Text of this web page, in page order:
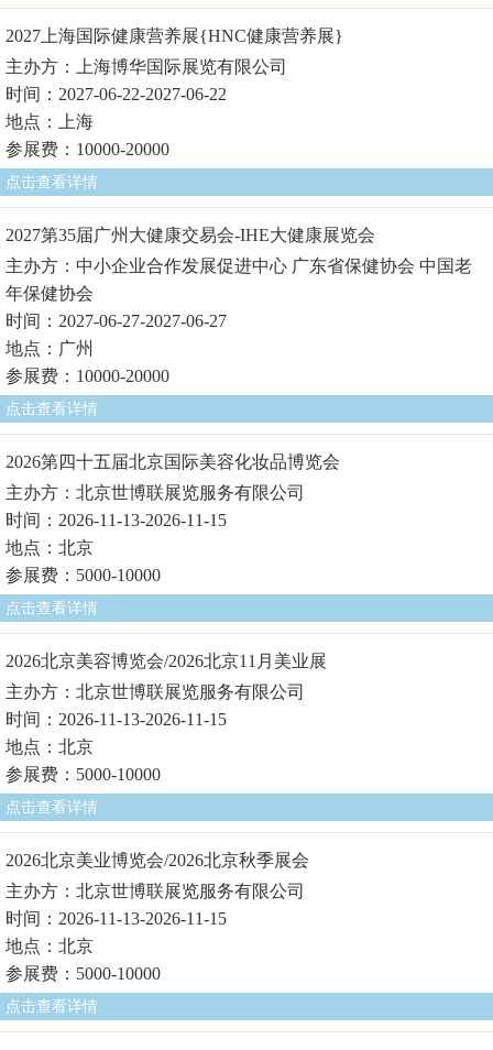
2027上海国际健康营养展{HNC健康营养展}
主办方：上海博华国际展览有限公司
时间：2027-06-22-2027-06-22
地点：上海
参展费：10000-20000
点击查看详情
2027第35届广州大健康交易会-IHE大健康展览会
主办方：中小企业合作发展促进中心 广东省保健协会 中国老
年保健协会
时间：2027-06-27-2027-06-27
地点：广州
参展费：10000-20000
点击查看详情
2026第四十五届北京国际美容化妆品博览会
主办方：北京世博联展览服务有限公司
时间：2026-11-13-2026-11-15
地点：北京
参展费：5000-10000
点击查看详情
2026北京美容博览会/2026北京11月美业展
主办方：北京世博联展览服务有限公司
时间：2026-11-13-2026-11-15
地点：北京
参展费：5000-10000
点击查看详情
2026北京美业博览会/2026北京秋季展会
主办方：北京世博联展览服务有限公司
时间：2026-11-13-2026-11-15
地点：北京
参展费：5000-10000
点击查看详情